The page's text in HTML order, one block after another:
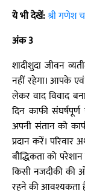
ये भी देखें:श्री गणेश
अंक 3
शादीशुदा जीवन
नहीं रहेगा। आपके
लेकर वाद विवाद
दिन काफी
अपनी संतान को
प्रदान करें।
बौद्धिकता को
किसी नजदीकी की
रहने की आवश्यकता